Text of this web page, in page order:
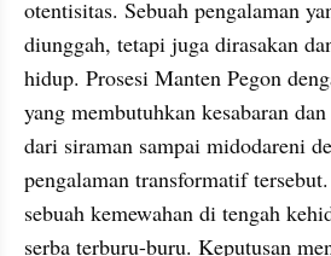
otentisitas. Sebuah pengalaman
diunggah, tetapi juga dirasakan
hidup. Prosesi Manten Pegon
yang membutuhkan kesabaran
dari siraman sampai midodareni
pengalaman transformatif
sebuah kemewahan di tengah
serba terburu-buru. Keputusan